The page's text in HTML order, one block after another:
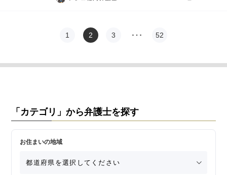
1 2 3 … 52
「カテゴリ」から弁護士を探す
お住まいの地域